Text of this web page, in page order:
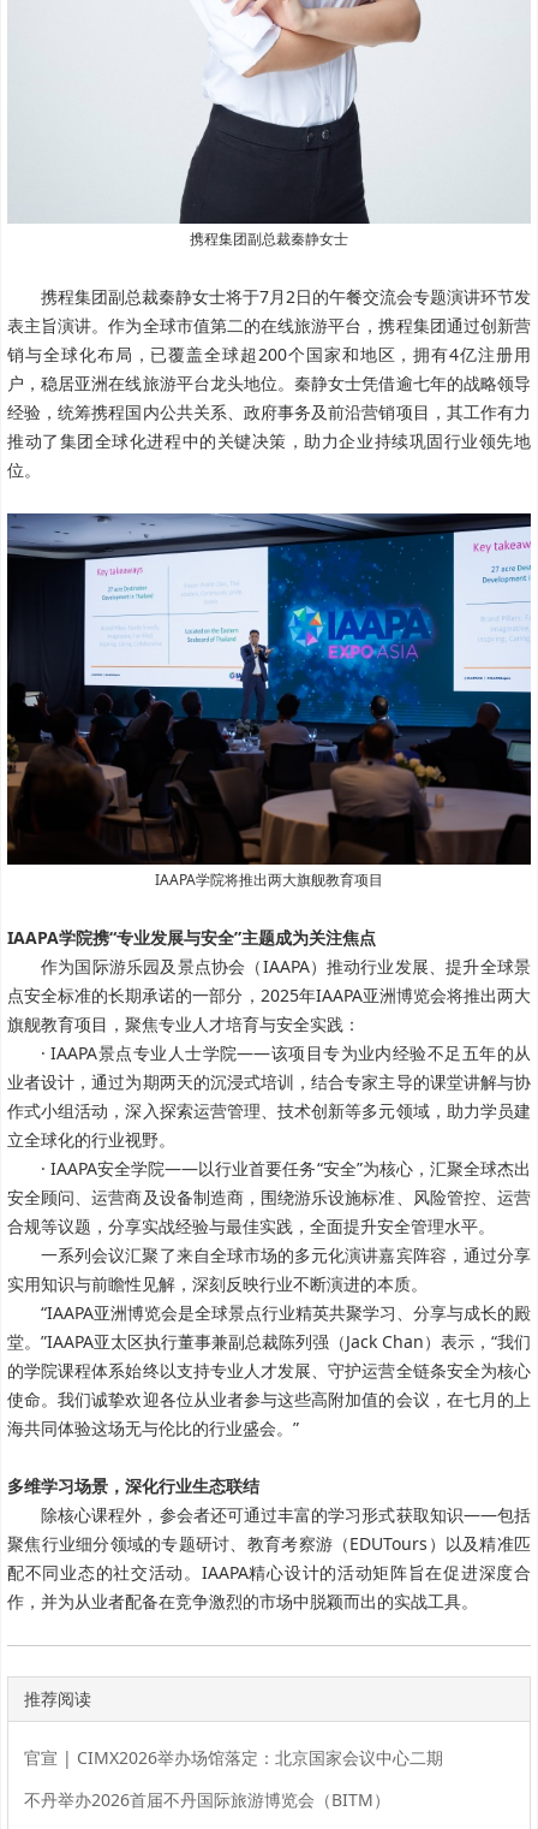
携程集团副总裁秦静女士
携程集团副总裁秦静女士将于7月2日的午餐交流会专题演讲环节发
表主旨演讲。作为全球市值第二的在线旅游平台，携程集团通过创新营
销与全球化布局，已覆盖全球超200个国家和地区，拥有4亿注册用
户，稳居亚洲在线旅游平台龙头地位。秦静女士凭借逾七年的战略领导
经验，统筹携程国内公共关系、政府事务及前沿营销项目，其工作有力
推动了集团全球化进程中的关键决策，助力企业持续巩固行业领先地
位。
IAAPA学院将推出两大旗舰教育项目
IAAPA学院携“专业发展与安全”主题成为关注焦点
作为国际游乐园及景点协会（IAAPA）推动行业发展、提升全球景
点安全标准的长期承诺的一部分，2025年IAAPA亚洲博览会将推出两大
旗舰教育项目，聚焦专业人才培育与安全实践：
· IAAPA景点专业人士学院——该项目专为业内经验不足五年的从
业者设计，通过为期两天的沉浸式培训，结合专家主导的课堂讲解与协
作式小组活动，深入探索运营管理、技术创新等多元领域，助力学员建
立全球化的行业视野。
· IAAPA安全学院——以行业首要任务“安全”为核心，汇聚全球杰出
安全顾问、运营商及设备制造商，围绕游乐设施标准、风险管控、运营
合规等议题，分享实战经验与最佳实践，全面提升安全管理水平。
一系列会议汇聚了来自全球市场的多元化演讲嘉宾阵容，通过分享
实用知识与前瞻性见解，深刻反映行业不断演进的本质。
“IAAPA亚洲博览会是全球景点行业精英共聚学习、分享与成长的殿
堂。”IAAPA亚太区执行董事兼副总裁陈列强（Jack Chan）表示，“我们
的学院课程体系始终以支持专业人才发展、守护运营全链条安全为核心
使命。我们诚挚欢迎各位从业者参与这些高附加值的会议，在七月的上
海共同体验这场无与伦比的行业盛会。”
多维学习场景，深化行业生态联结
除核心课程外，参会者还可通过丰富的学习形式获取知识——包括
聚焦行业细分领域的专题研讨、教育考察游（EDUTours）以及精准匹
配不同业态的社交活动。IAAPA精心设计的活动矩阵旨在促进深度合
作，并为从业者配备在竞争激烈的市场中脱颖而出的实战工具。
推荐阅读
官宣 | CIMX2026举办场馆落定：北京国家会议中心二期
不丹举办2026首届不丹国际旅游博览会（BITM）